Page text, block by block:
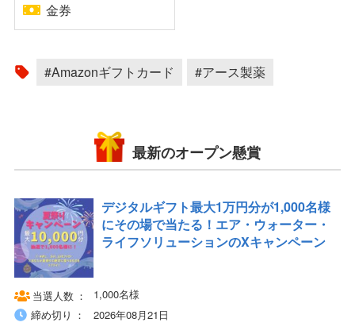
金券
#Amazonギフトカード #アース製薬
最新のオープン懸賞
デジタルギフト最大1万円分が1,000名様
にその場で当たる！エア・ウォーター・
ライフソリューションのXキャンペーン
当選人数
1,000名様
締め切り
2026年08月21日